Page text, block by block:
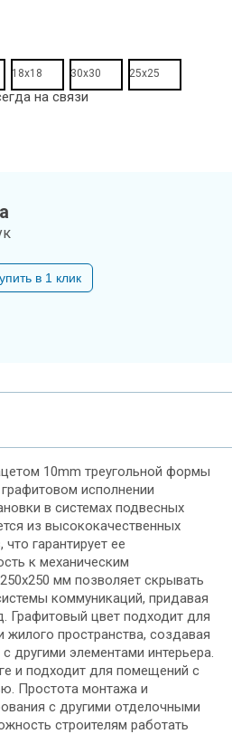
с
фацетом
10mm
18x18 30x30 25x25
на связи
в 1 клик
10mm треугольной формы
исполнении
в системах подвесных
из высококачественных
гарантирует ее
к механическим
мм позволяет скрывать
коммуникаций, придавая
Графитовый цвет подходит для
пространства, создавая
другими элементами интерьера.
и подходит для помещений с
Простота монтажа и
с другими отделочными
строителям работать